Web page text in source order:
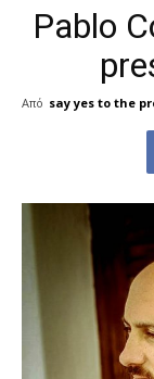
Pablo
Από say yes to the